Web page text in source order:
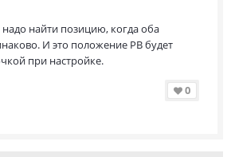
найти позицию, когда оба
И это положение РВ будет
при настройке.
0